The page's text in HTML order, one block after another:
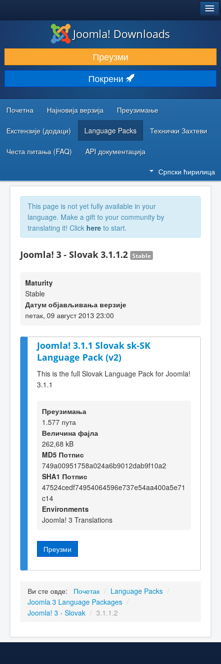
ПРЕУЗИМАЊЕ И ПРОШИРЕЊА (ЕКСТЕНЗИЈЕ)
ОТКРИЈТЕ И НАУЧИТЕ
ЗАЈЕДНИЦА И ПОДРШКА
РЕСУРСИ ЗА РАЗВОЈ
Joomla! Downloads
Преузми
Покрени
Почетна Најновија верзија Преузимање
Екстензије (додаци) Language Packs Технички Захтеви
Честа питања (FAQ) API документација
Српски ћирилица
This page is not yet fully available in your
language. Make a gift to your community by
translating it! Click here to start.
Joomla! 3 - Slovak 3.1.1.2 Stable
Maturity
Stable
Датум објављивања верзије
петак, 09 август 2013 23:00
Joomla! 3.1.1 Slovak sk-SK
Language Pack (v2)
This is the full Slovak Language Pack for Joomla!
3.1.1
Преузимања
1.577 пута
Величина фајла
262,68 kB
MD5 Потпис
749a00951758a024a6b9012dab9f10a2
SHA1 Потпис
47524cedf74954064596e737e54aa400a5e71
c14
Environments
Joomla! 3 Translations
Преузми
Ви сте овде: Почетак / Language Packs /
Joomla 3 Language Packages /
Joomla! 3 - Slovak / 3.1.1.2